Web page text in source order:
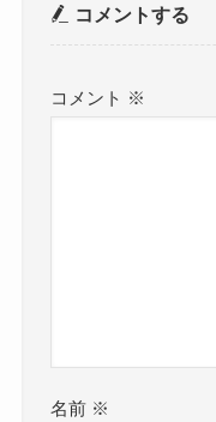
コメントする
コメント ※
名前 ※